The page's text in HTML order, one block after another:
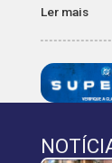
Ler mais